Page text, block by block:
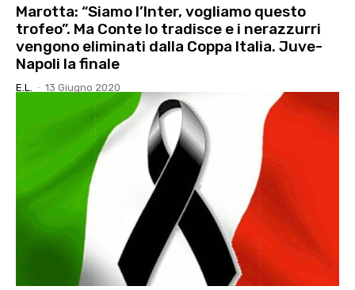
Marotta: “Siamo l’Inter, vogliamo questo
trofeo”. Ma Conte lo tradisce e i nerazzurri
vengono eliminati dalla Coppa Italia. Juve-
Napoli la finale
E.l. - 13 Giugno 2020